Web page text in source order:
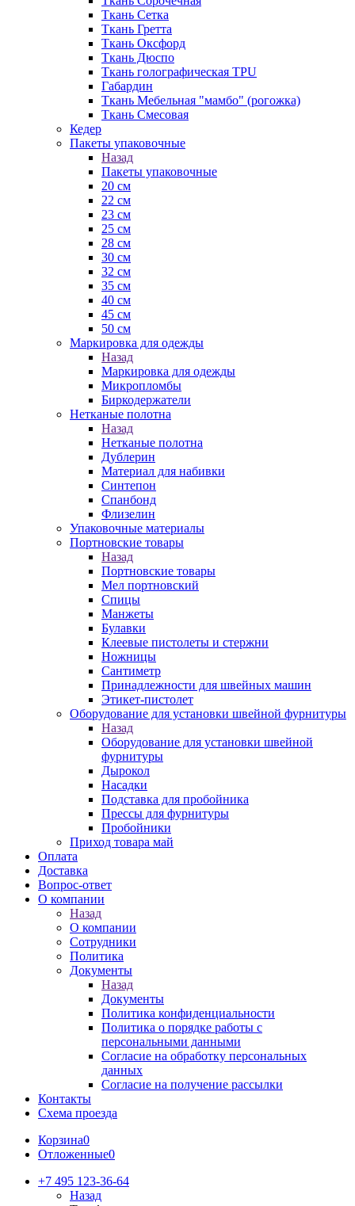
Ткань Сетка
Ткань Гретта
Ткань Оксфорд
Ткань Дюспо
Ткань голографическая TPU
Габардин
Ткань Мебельная "мамбо" (рогожка)
Ткань Смесовая
Кедер
Пакеты упаковочные
Назад
Пакеты упаковочные
20 см
22 см
23 см
25 см
28 см
30 см
32 см
35 см
40 см
45 см
50 см
Маркировка для одежды
Назад
Маркировка для одежды
Микропломбы
Биркодержатели
Нетканые полотна
Назад
Нетканые полотна
Дублерин
Материал для набивки
Синтепон
Спанбонд
Флизелин
Упаковочные материалы
Портновские товары
Назад
Портновские товары
Мел портновский
Спицы
Манжеты
Булавки
Клеевые пистолеты и стержни
Ножницы
Сантиметр
Принадлежности для швейных машин
Этикет-пистолет
Оборудование для установки швейной фурнитуры
Назад
Оборудование для установки швейной
фурнитуры
Дырокол
Насадки
Подставка для пробойника
Прессы для фурнитуры
Пробойники
Приход товара май
Оплата
Доставка
Вопрос-ответ
О компании
Назад
О компании
Сотрудники
Политика
Документы
Назад
Документы
Политика конфиденциальности
Политика о порядке работы с
персональными данными
Согласие на обработку персональных
данных
Согласие на получение рассылки
Контакты
Схема проезда
Корзина0
Отложенные0
+7 495 123-36-64
Назад